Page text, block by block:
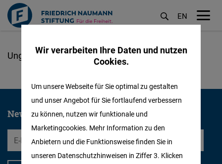
Direkt
EN
Newsletter abonnieren
EMail
Wir verarbeiten Ihre Daten und nutzen
Cookies.
Um unsere Webseite für Sie optimal zu gestalten
und unser Angebot für Sie fortlaufend verbessern
zu können, nutzen wir funktionale und
Marketingcookies. Mehr Information zu den
Anbietern und die Funktionsweise finden Sie in
unseren Datenschutzhinweisen in Ziffer 3. Klicken